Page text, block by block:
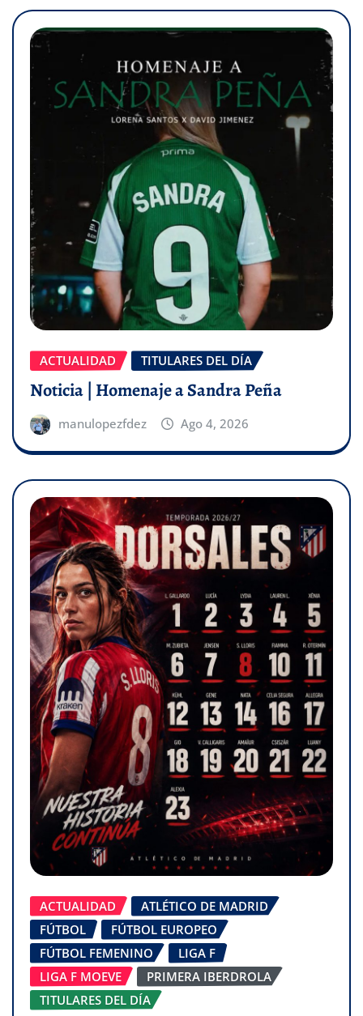
ACTUALIDAD TITULARES DEL DÍA
Noticia | Homenaje a Sandra Peña
manulopezfdez Ago 4, 2026
ACTUALIDAD
ATLÉTICO DE MADRID
FÚTBOL
FÚTBOL EUROPEO
FÚTBOL FEMENINO
LIGA F
LIGA F MOEVE
PRIMERA IBERDROLA
TITULARES DEL DÍA